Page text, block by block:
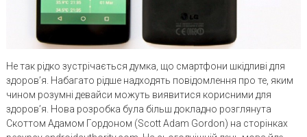
Не так рідко зустрічається думка, що смартфони шкідливі для
здоров’я. Набагато рідше надходять повідомлення про те, яким
чином розумні девайси можуть виявитися корисними для
здоров’я. Нова розробка була більш докладно розглянута
Скоттом Адамом Гордоном (Scott Adam Gordon) на сторінках